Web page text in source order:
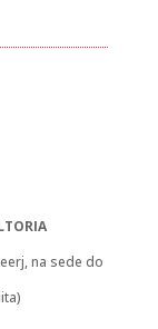
na sede do